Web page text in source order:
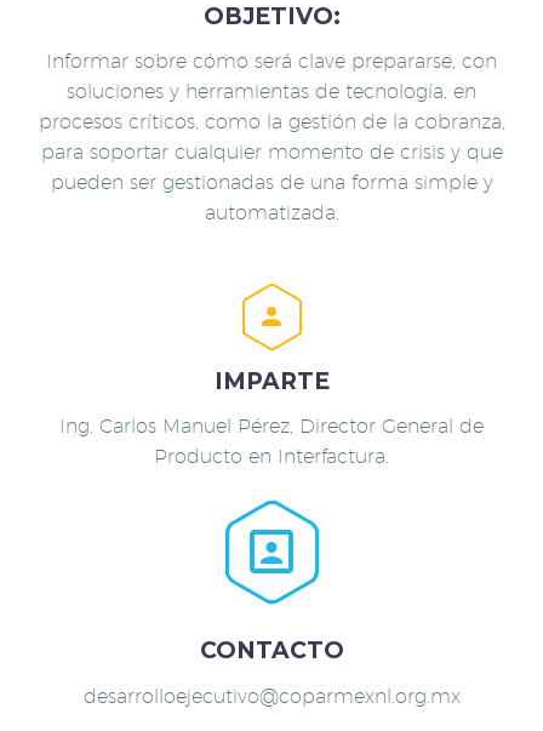
OBJETIVO:
Informar sobre cómo será clave prepararse, con
soluciones y herramientas de tecnología, en
procesos críticos, como la gestión de la cobranza,
para soportar cualquier momento de crisis y que
pueden ser gestionadas de una forma simple y
automatizada.


IMPARTE
Ing. Carlos Manuel Pérez, Director General de
Producto en Interfactura.


CONTACTO
desarrolloejecutivo@coparmexnl.org.mx